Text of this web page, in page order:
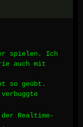
spielen. Ich
auch mit
so geübt.
Realtime-